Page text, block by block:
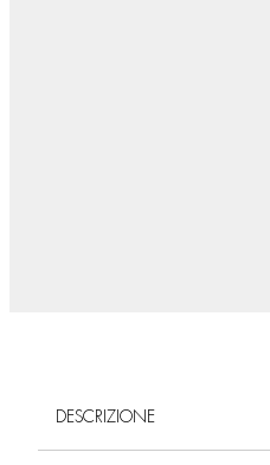
DESCRIZIONE